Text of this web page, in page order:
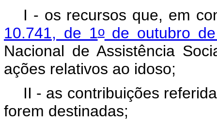
I - os recursos que, em
10.741, de 1ode outubro
Nacional de Assistência
ações relativos ao idoso;
II - as contribuições
forem destinadas;